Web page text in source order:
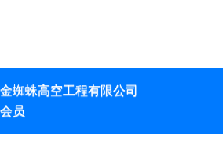
蜘蛛高空工程有限公司
员